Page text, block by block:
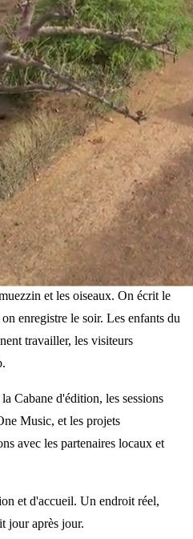
et les oiseaux. On écrit le
enregistre le soir. Les enfants du
travailler, les visiteurs
Cabane d'édition, les sessions
Music, et les projets
avec les partenaires locaux et
et d'accueil. Un endroit réel,
jour après jour.